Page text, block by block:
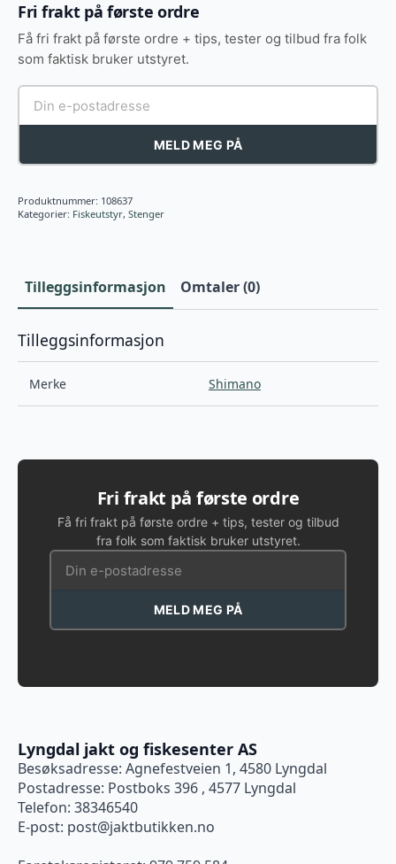
Fri frakt på første ordre
Få fri frakt på første ordre + tips, tester og tilbud fra folk
som faktisk bruker utstyret.
MELD MEG PÅ
Produktnummer: 108637
Kategorier: Fiskeutstyr, Stenger
Tilleggsinformasjon Omtaler (0)
Tilleggsinformasjon
Merke Shimano
Fri frakt på første ordre
Få fri frakt på første ordre + tips, tester og tilbud
fra folk som faktisk bruker utstyret.
MELD MEG PÅ
Lyngdal jakt og fiskesenter AS
Besøksadresse: Agnefestveien 1, 4580 Lyngdal
Postadresse: Postboks 396 , 4577 Lyngdal
Telefon: 38346540
E-post: post@jaktbutikken.no